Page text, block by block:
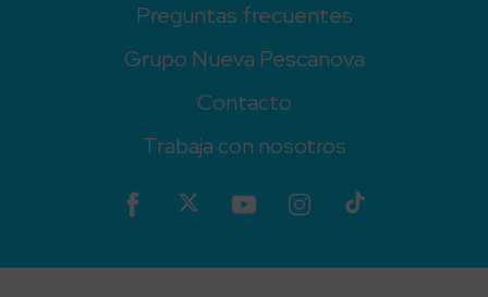
Preguntas frecuentes
Grupo Nueva Pescanova
Contacto
Trabaja con nosotros